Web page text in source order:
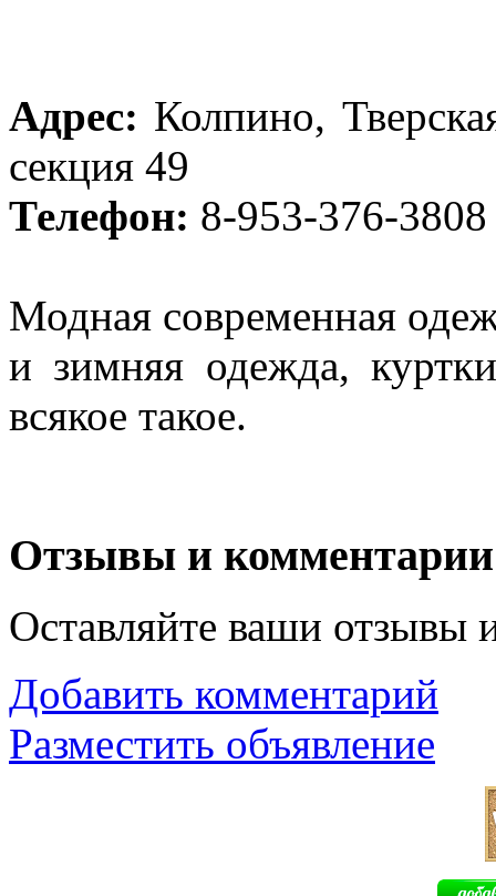
Адрес: Колпино,
секция 49
Телефон: 8-953-376-3808
Модная современная
и зимняя одежда,
всякое такое.
Отзывы и комментарии
Оставляйте ваши отзывы
Добавить комментарий
Разместить объявление